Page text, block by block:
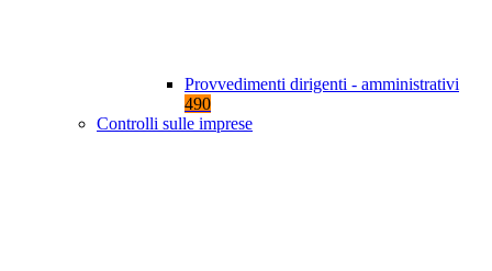
Provvedimenti dirigenti - amministrativi
490
Controlli sulle imprese